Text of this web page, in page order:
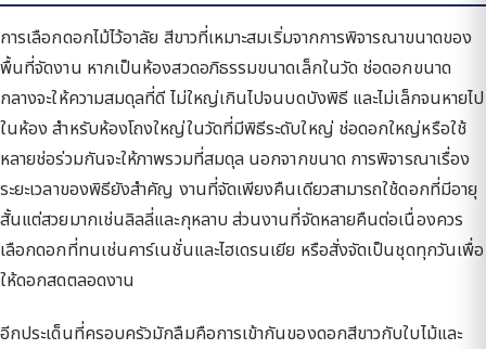
การเลือกดอกไม้ไว้อาลัย สีขาวที่เหมาะสมเริ่มจากการพิจารณาขนาดของ
พื้นที่จัดงาน หากเป็นห้องสวดอภิธรรมขนาดเล็กในวัด ช่อดอกขนาด
กลางจะให้ความสมดุลที่ดี ไม่ใหญ่เกินไปจนบดบังพิธี และไม่เล็กจนหายไป
ในห้อง สำหรับห้องโถงใหญ่ในวัดที่มีพิธีระดับใหญ่ ช่อดอกใหญ่หรือใช้
หลายช่อร่วมกันจะให้ภาพรวมที่สมดุล นอกจากขนาด การพิจารณาเรื่อง
ระยะเวลาของพิธียังสำคัญ งานที่จัดเพียงคืนเดียวสามารถใช้ดอกที่มีอายุ
สั้นแต่สวยมากเช่นลิลลี่และกุหลาบ ส่วนงานที่จัดหลายคืนต่อเนื่องควร
เลือกดอกที่ทนเช่นคาร์เนชั่นและไฮเดรนเยีย หรือสั่งจัดเป็นชุดทุกวันเพื่อ
ให้ดอกสดตลอดงาน
อีกประเด็นที่ครอบครัวมักลืมคือการเข้ากันของดอกสีขาวกับใบไม้และ